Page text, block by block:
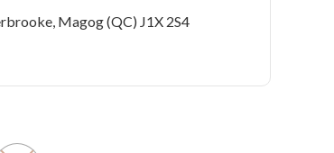
Magog (QC) J1X 2S4